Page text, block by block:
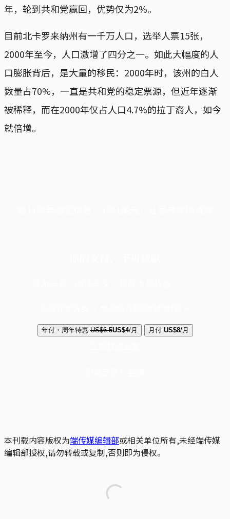
年，轮到共和党赢回，优势仅为2%。
目前北卡罗来纳州有一千万人口，选举人票15张，
2000年至今，人口激增了四分之一。如此大幅度的人
口膨胀背后，是大量的移民：2000年时，该州的白人
数量占70%，一直是共和党的稳定票源，但近年逐渐
被稀释，而在2000年仅占人口4.7%的拉丁裔人，如今
就倍增。
年付・周年特惠 US$6.5US$4/月 月付 US$8/月
本刊载内容版权为端传媒编辑部或相关单位所有,未经端传媒
编辑部授权,请勿转载或复制,否则即为侵权。